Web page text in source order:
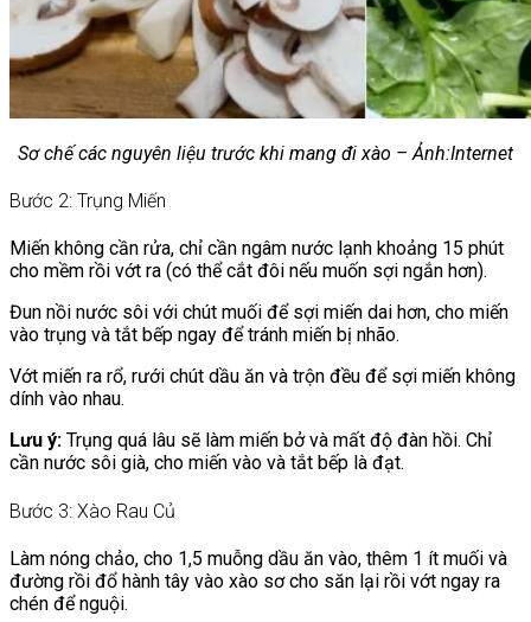
Sơ chế các nguyên liệu trước khi mang đi xào – Ảnh:Internet
Bước 2: Trụng Miến
Miến không cần rửa, chỉ cần ngâm nước lạnh khoảng 15 phút
cho mềm rồi vớt ra (có thể cắt đôi nếu muốn sợi ngắn hơn).
Đun nồi nước sôi với chút muối để sợi miến dai hơn, cho miến
vào trụng và tắt bếp ngay để tránh miến bị nhão.
Vớt miến ra rổ, rưới chút dầu ăn và trộn đều để sợi miến không
dính vào nhau.
Lưu ý: Trụng quá lâu sẽ làm miến bở và mất độ đàn hồi. Chỉ
cần nước sôi già, cho miến vào và tắt bếp là đạt.
Bước 3: Xào Rau Củ
Làm nóng chảo, cho 1,5 muỗng dầu ăn vào, thêm 1 ít muối và
đường rồi đổ hành tây vào xào sơ cho săn lại rồi vớt ngay ra
chén để nguội.